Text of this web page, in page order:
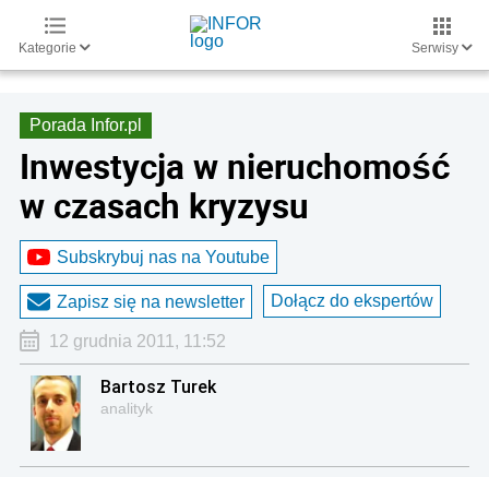
Kategorie Serwisy
Porada Infor.pl
Inwestycja w nieruchomość
w czasach kryzysu
Subskrybuj nas na Youtube
Zapisz się na newsletter Dołącz do ekspertów
12 grudnia 2011, 11:52
Bartosz Turek
analityk